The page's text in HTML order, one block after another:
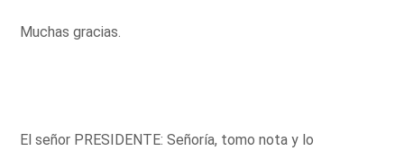
Muchas gracias.
El señor PRESIDENTE: Señoría, tomo nota y lo